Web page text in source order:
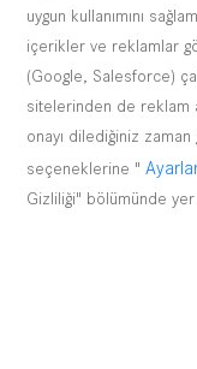
|
uygun kullanımını
içerikler ve reklamlar
(Google, Salesforce)
sitelerinden de reklam
onayı dilediğiniz
seçeneklerine "
Gizliliği" bölümünde yer